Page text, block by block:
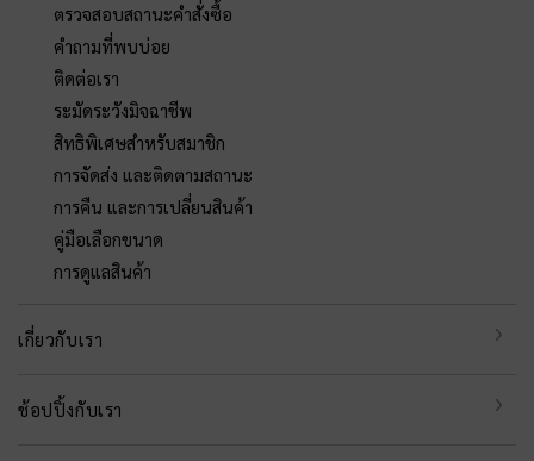
ตรวจสอบสถานะคำสั่งซื้อ
คำถามที่พบบ่อย
ติดต่อเรา
ระมัดระวังมิจฉาชีพ
สิทธิพิเศษสำหรับสมาชิก
การจัดส่ง และติดตามสถานะ
การคืน และการเปลี่ยนสินค้า
คู่มือเลือกขนาด
การดูแลสินค้า
เกี่ยวกับเรา
ช้อปปิ้งกับเรา